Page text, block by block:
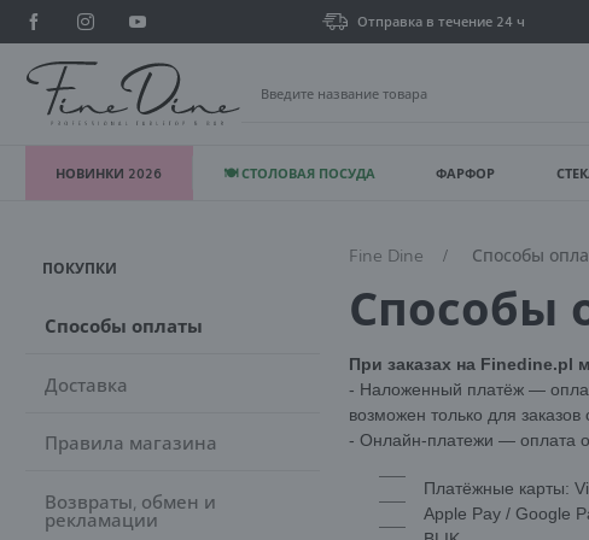
Отправка в течение 24 ч
НОВИНКИ 2026 🍽 СТОЛОВАЯ ПОСУДА ФАРФОР
ПОКУПКИ
Способы оплаты
Доставка
Правила магазина
Возвраты, обмен и
рекламации
Fine Dine Способы
Способы
При заказах на
- Наложенный платёж —
возможен только для
- Онлайн-платежи — оплата
Платёжные карты:
Apple Pay / Google